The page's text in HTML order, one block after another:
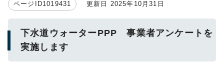
ページID1019431 更新日 2025年10月31日
下水道ウォーターPPP 事業者アンケートを
実施します